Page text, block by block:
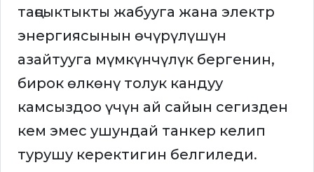
таңсыктыкты жабууга жана электр
энергиясынын өчүрүлүшүн
азайтууга мүмкүнчүлүк бергенин,
бирок өлкөнү толук кандуу
камсыздоо үчүн ай сайын сегизден
кем эмес ушундай танкер келип
турушу керектигин белгиледи.